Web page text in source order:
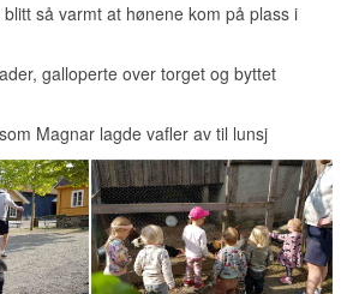
så varmt at hønene kom på plass i
galloperte over torget og byttet
Magnar lagde vafler av til lunsj